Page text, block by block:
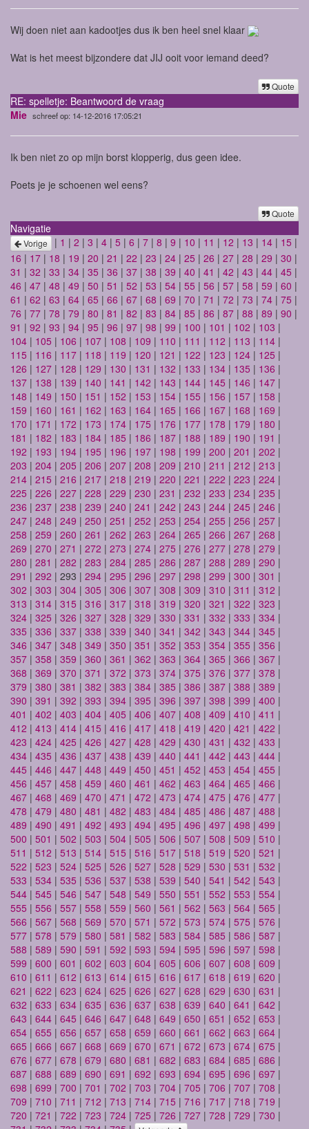
Wij doen niet aan kadootjes dus ik ben heel snel klaar
Wat is het meest bijzondere dat JIJ ooit voor iemand deed?
Quote
RE: spelletje: Beantwoord de vraag
Mie schreef op: 14-12-2016 17:05:21
Ik ben niet zo op mijn borst klopperig, dus geen idee.
Poets je je schoenen wel eens?
Quote
Navigatie
Vorige | 1 | 2 | 3 | 4 | 5 | 6 | 7 | 8 | 9 | 10 | 11 | 12 | 13 | 14 | 15 |
16 | 17 | 18 | 19 | 20 | 21 | 22 | 23 | 24 | 25 | 26 | 27 | 28 | 29 | 30 |
31 | 32 | 33 | 34 | 35 | 36 | 37 | 38 | 39 | 40 | 41 | 42 | 43 | 44 | 45 |
46 | 47 | 48 | 49 | 50 | 51 | 52 | 53 | 54 | 55 | 56 | 57 | 58 | 59 | 60 |
61 | 62 | 63 | 64 | 65 | 66 | 67 | 68 | 69 | 70 | 71 | 72 | 73 | 74 | 75 |
76 | 77 | 78 | 79 | 80 | 81 | 82 | 83 | 84 | 85 | 86 | 87 | 88 | 89 | 90 |
91 | 92 | 93 | 94 | 95 | 96 | 97 | 98 | 99 | 100 | 101 | 102 | 103 |
104 | 105 | 106 | 107 | 108 | 109 | 110 | 111 | 112 | 113 | 114 |
115 | 116 | 117 | 118 | 119 | 120 | 121 | 122 | 123 | 124 | 125 |
126 | 127 | 128 | 129 | 130 | 131 | 132 | 133 | 134 | 135 | 136 |
137 | 138 | 139 | 140 | 141 | 142 | 143 | 144 | 145 | 146 | 147 |
148 | 149 | 150 | 151 | 152 | 153 | 154 | 155 | 156 | 157 | 158 |
159 | 160 | 161 | 162 | 163 | 164 | 165 | 166 | 167 | 168 | 169 |
170 | 171 | 172 | 173 | 174 | 175 | 176 | 177 | 178 | 179 | 180 |
181 | 182 | 183 | 184 | 185 | 186 | 187 | 188 | 189 | 190 | 191 |
192 | 193 | 194 | 195 | 196 | 197 | 198 | 199 | 200 | 201 | 202 |
203 | 204 | 205 | 206 | 207 | 208 | 209 | 210 | 211 | 212 | 213 |
214 | 215 | 216 | 217 | 218 | 219 | 220 | 221 | 222 | 223 | 224 |
225 | 226 | 227 | 228 | 229 | 230 | 231 | 232 | 233 | 234 | 235 |
236 | 237 | 238 | 239 | 240 | 241 | 242 | 243 | 244 | 245 | 246 |
247 | 248 | 249 | 250 | 251 | 252 | 253 | 254 | 255 | 256 | 257 |
258 | 259 | 260 | 261 | 262 | 263 | 264 | 265 | 266 | 267 | 268 |
269 | 270 | 271 | 272 | 273 | 274 | 275 | 276 | 277 | 278 | 279 |
280 | 281 | 282 | 283 | 284 | 285 | 286 | 287 | 288 | 289 | 290 |
291 | 292 | 293 | 294 | 295 | 296 | 297 | 298 | 299 | 300 | 301 |
302 | 303 | 304 | 305 | 306 | 307 | 308 | 309 | 310 | 311 | 312 |
313 | 314 | 315 | 316 | 317 | 318 | 319 | 320 | 321 | 322 | 323 |
324 | 325 | 326 | 327 | 328 | 329 | 330 | 331 | 332 | 333 | 334 |
335 | 336 | 337 | 338 | 339 | 340 | 341 | 342 | 343 | 344 | 345 |
346 | 347 | 348 | 349 | 350 | 351 | 352 | 353 | 354 | 355 | 356 |
357 | 358 | 359 | 360 | 361 | 362 | 363 | 364 | 365 | 366 | 367 |
368 | 369 | 370 | 371 | 372 | 373 | 374 | 375 | 376 | 377 | 378 |
379 | 380 | 381 | 382 | 383 | 384 | 385 | 386 | 387 | 388 | 389 |
390 | 391 | 392 | 393 | 394 | 395 | 396 | 397 | 398 | 399 | 400 |
401 | 402 | 403 | 404 | 405 | 406 | 407 | 408 | 409 | 410 | 411 |
412 | 413 | 414 | 415 | 416 | 417 | 418 | 419 | 420 | 421 | 422 |
423 | 424 | 425 | 426 | 427 | 428 | 429 | 430 | 431 | 432 | 433 |
434 | 435 | 436 | 437 | 438 | 439 | 440 | 441 | 442 | 443 | 444 |
445 | 446 | 447 | 448 | 449 | 450 | 451 | 452 | 453 | 454 | 455 |
456 | 457 | 458 | 459 | 460 | 461 | 462 | 463 | 464 | 465 | 466 |
467 | 468 | 469 | 470 | 471 | 472 | 473 | 474 | 475 | 476 | 477 |
478 | 479 | 480 | 481 | 482 | 483 | 484 | 485 | 486 | 487 | 488 |
489 | 490 | 491 | 492 | 493 | 494 | 495 | 496 | 497 | 498 | 499 |
500 | 501 | 502 | 503 | 504 | 505 | 506 | 507 | 508 | 509 | 510 |
511 | 512 | 513 | 514 | 515 | 516 | 517 | 518 | 519 | 520 | 521 |
522 | 523 | 524 | 525 | 526 | 527 | 528 | 529 | 530 | 531 | 532 |
533 | 534 | 535 | 536 | 537 | 538 | 539 | 540 | 541 | 542 | 543 |
544 | 545 | 546 | 547 | 548 | 549 | 550 | 551 | 552 | 553 | 554 |
555 | 556 | 557 | 558 | 559 | 560 | 561 | 562 | 563 | 564 | 565 |
566 | 567 | 568 | 569 | 570 | 571 | 572 | 573 | 574 | 575 | 576 |
577 | 578 | 579 | 580 | 581 | 582 | 583 | 584 | 585 | 586 | 587 |
588 | 589 | 590 | 591 | 592 | 593 | 594 | 595 | 596 | 597 | 598 |
599 | 600 | 601 | 602 | 603 | 604 | 605 | 606 | 607 | 608 | 609 |
610 | 611 | 612 | 613 | 614 | 615 | 616 | 617 | 618 | 619 | 620 |
621 | 622 | 623 | 624 | 625 | 626 | 627 | 628 | 629 | 630 | 631 |
632 | 633 | 634 | 635 | 636 | 637 | 638 | 639 | 640 | 641 | 642 |
643 | 644 | 645 | 646 | 647 | 648 | 649 | 650 | 651 | 652 | 653 |
654 | 655 | 656 | 657 | 658 | 659 | 660 | 661 | 662 | 663 | 664 |
665 | 666 | 667 | 668 | 669 | 670 | 671 | 672 | 673 | 674 | 675 |
676 | 677 | 678 | 679 | 680 | 681 | 682 | 683 | 684 | 685 | 686 |
687 | 688 | 689 | 690 | 691 | 692 | 693 | 694 | 695 | 696 | 697 |
698 | 699 | 700 | 701 | 702 | 703 | 704 | 705 | 706 | 707 | 708 |
709 | 710 | 711 | 712 | 713 | 714 | 715 | 716 | 717 | 718 | 719 |
720 | 721 | 722 | 723 | 724 | 725 | 726 | 727 | 728 | 729 | 730 |